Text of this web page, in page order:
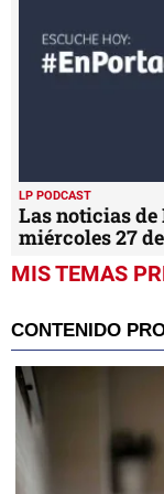
LP PODCAST
Las noticias
miércoles 27
MIS TEMAS